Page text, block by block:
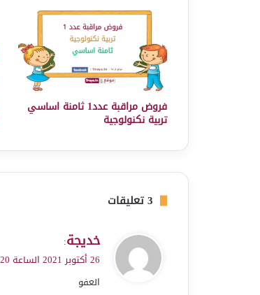
فروض مراقبة عدد1 ثامنة اساسي
تربية نكنولوجية
‫3 تعليقات
ي
ق
ل
خديجة:
26 أكتوبر 2021 الساعة 20 h 07 min
العفو